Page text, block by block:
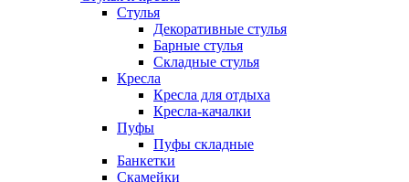
Стулья
Декоративные стулья
Барные стулья
Складные стулья
Кресла
Кресла для отдыха
Кресла-качалки
Пуфы
Пуфы складные
Банкетки
Скамейки